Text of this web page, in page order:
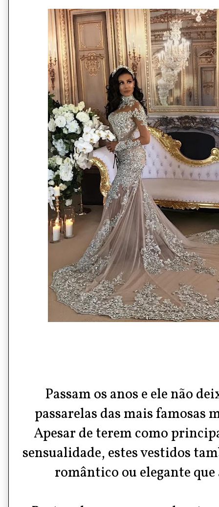
Passam os anos e ele não
passarelas das mais famosas
Apesar de terem como
sensualidade, estes vestidos
romântico ou elegante que